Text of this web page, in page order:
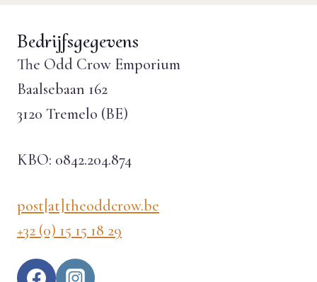
Bedrijfsgegevens
The Odd Crow Emporium
Baalsebaan 162
3120 Tremelo (BE)
KBO: 0842.204.874
post[at]theoddcrow.be
+32 (0) 15 15 18 29